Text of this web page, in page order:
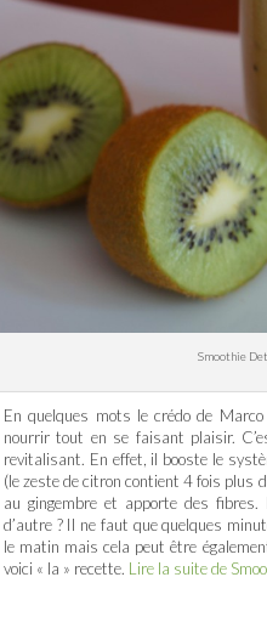
Smoothie
En quelques mots le crédo de
nourrir tout en se faisant plaisir.
revitalisant. En effet, il booste le
(le zeste de citron contient 4 fois plus
au gingembre et apporte des
d’autre ? Il ne faut que quelques
le matin mais cela peut être
voici « la » recette. Lire la suite de